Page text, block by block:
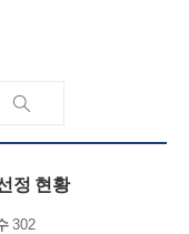
정 현황
302